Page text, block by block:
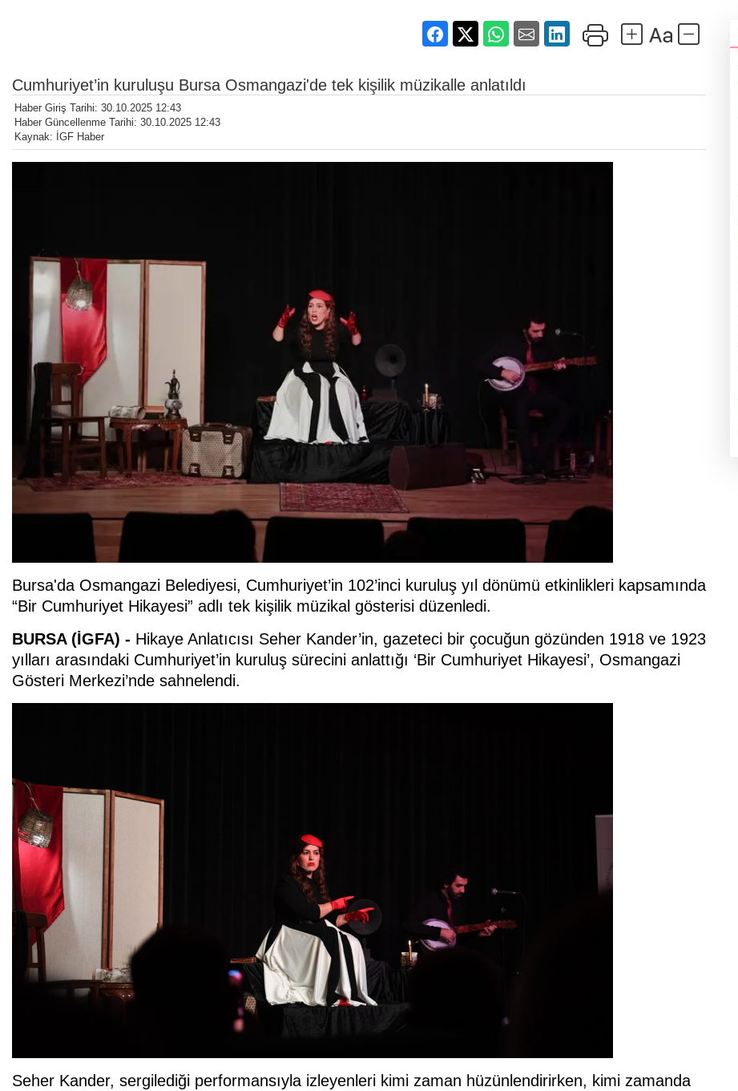
Cumhuriyet’in kuruluşu Bursa Osmangazi'de tek kişilik müzikalle anlatıldı
Haber Giriş Tarihi: 30.10.2025 12:43
Haber Güncellenme Tarihi: 30.10.2025 12:43
Kaynak: İGF Haber
Bursa'da Osmangazi Belediyesi, Cumhuriyet’in 102’inci kuruluş yıl dönümü etkinlikleri kapsamında
“Bir Cumhuriyet Hikayesi” adlı tek kişilik müzikal gösterisi düzenledi.
BURSA (İGFA) - Hikaye Anlatıcısı Seher Kander’in, gazeteci bir çocuğun gözünden 1918 ve 1923
yılları arasındaki Cumhuriyet’in kuruluş sürecini anlattığı ‘Bir Cumhuriyet Hikayesi’, Osmangazi
Gösteri Merkezi’nde sahnelendi.
Seher Kander, sergilediği performansıyla izleyenleri kimi zaman hüzünlendirirken, kimi zamanda